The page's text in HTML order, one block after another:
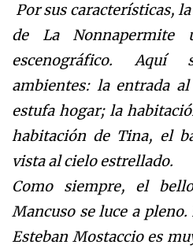
Por sus características,
de La Nonnapermite
escenográfico. Aquí
ambientes: la entrada
estufa hogar; la
habitación de Tina, el
vista al cielo estrellado.
Como siempre, el
Mancuso se luce a
Esteban Mostaccio es